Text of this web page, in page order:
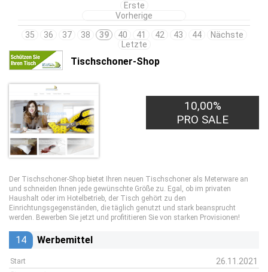
Erste
Vorherige
35
36 37 38 39 40 41 42 43 44
Nächste
Letzte
Tischschoner-Shop
10,00%
PRO SALE
Der Tischschoner-Shop bietet Ihren neuen Tischschoner als Meterware an
und schneiden Ihnen jede gewünschte Größe zu. Egal, ob im privaten
Haushalt oder im Hotelbetrieb, der Tisch gehört zu den
Einrichtungsgegenständen, die täglich genutzt und stark beansprucht
werden. Bewerben Sie jetzt und profititieren Sie von starken Provisionen!
14 Werbemittel
Start 26.11.2021